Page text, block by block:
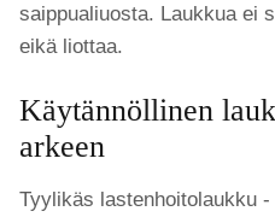
saippualiuosta. Laukkua ei
eikä liottaa.
Käytännöllinen
arkeen
Tyylikäs lastenhoitolaukku